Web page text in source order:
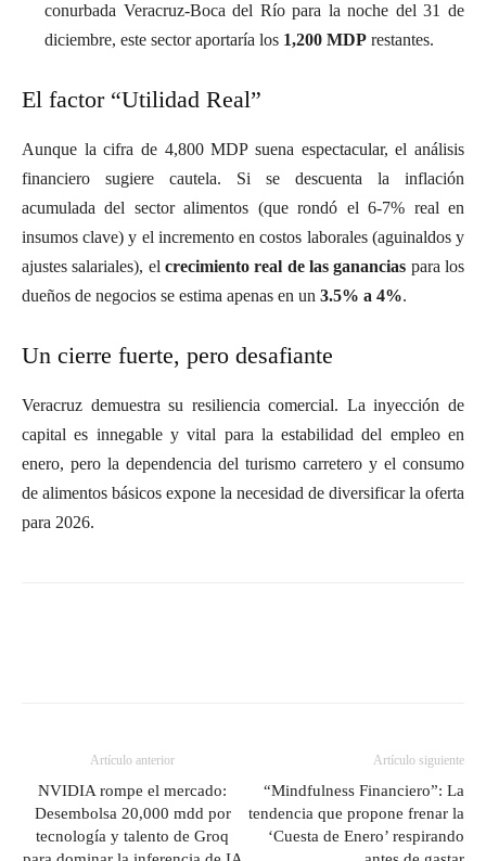
conurbada Veracruz-Boca del Río para la noche del 31 de
diciembre, este sector aportaría los 1,200 MDP restantes.
El factor “Utilidad Real”
Aunque la cifra de 4,800 MDP suena espectacular, el análisis
financiero sugiere cautela. Si se descuenta la inflación
acumulada del sector alimentos (que rondó el 6-7% real en
insumos clave) y el incremento en costos laborales (aguinaldos y
ajustes salariales), el crecimiento real de las ganancias para los
dueños de negocios se estima apenas en un 3.5% a 4%.
Un cierre fuerte, pero desafiante
Veracruz demuestra su resiliencia comercial. La inyección de
capital es innegable y vital para la estabilidad del empleo en
enero, pero la dependencia del turismo carretero y el consumo
de alimentos básicos expone la necesidad de diversificar la oferta
para 2026.
Artículo anterior
NVIDIA rompe el mercado:
Desembolsa 20,000 mdd por
tecnología y talento de Groq
Artículo siguiente
“Mindfulness Financiero”: La
tendencia que propone frenar la
‘Cuesta de Enero’ respirando